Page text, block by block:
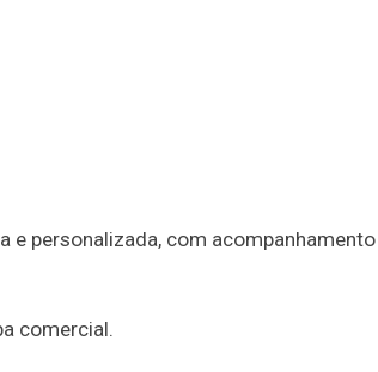
e personalizada, com acompanhamento
comercial.